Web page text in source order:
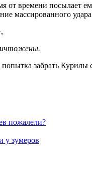
от времени
массированного
забрать
пожалели?
у зумеров